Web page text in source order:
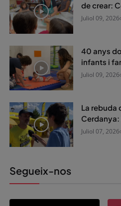
de crear:
Juliol 09, 2026
40 anys
infants i
Juliol 09, 2026
La rebuda
Juliol 07, 2026
Segueix-nos